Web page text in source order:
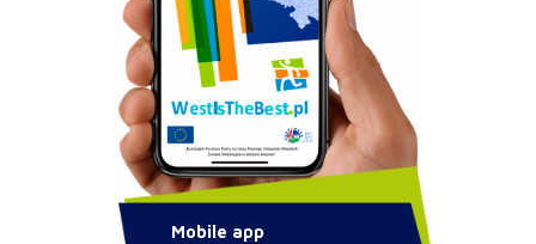
Mobile app